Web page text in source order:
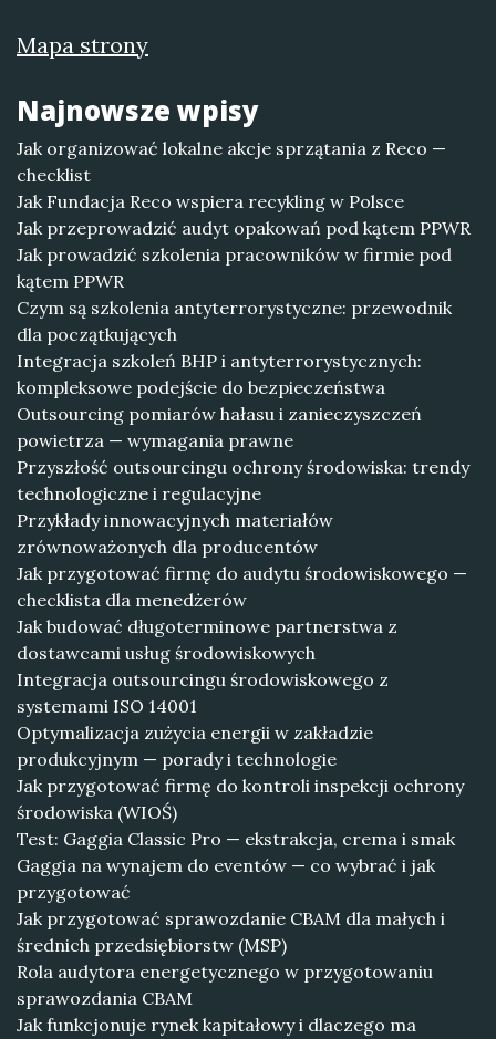
Mapa strony
Najnowsze wpisy
Jak organizować lokalne akcje sprzątania z Reco —
checklist
Jak Fundacja Reco wspiera recykling w Polsce
Jak przeprowadzić audyt opakowań pod kątem PPWR
Jak prowadzić szkolenia pracowników w firmie pod
kątem PPWR
Czym są szkolenia antyterrorystyczne: przewodnik
dla początkujących
Integracja szkoleń BHP i antyterrorystycznych:
kompleksowe podejście do bezpieczeństwa
Outsourcing pomiarów hałasu i zanieczyszczeń
powietrza — wymagania prawne
Przyszłość outsourcingu ochrony środowiska: trendy
technologiczne i regulacyjne
Przykłady innowacyjnych materiałów
zrównoważonych dla producentów
Jak przygotować firmę do audytu środowiskowego —
checklista dla menedżerów
Jak budować długoterminowe partnerstwa z
dostawcami usług środowiskowych
Integracja outsourcingu środowiskowego z
systemami ISO 14001
Optymalizacja zużycia energii w zakładzie
produkcyjnym — porady i technologie
Jak przygotować firmę do kontroli inspekcji ochrony
środowiska (WIOŚ)
Test: Gaggia Classic Pro — ekstrakcja, crema i smak
Gaggia na wynajem do eventów — co wybrać i jak
przygotować
Jak przygotować sprawozdanie CBAM dla małych i
średnich przedsiębiorstw (MSP)
Rola audytora energetycznego w przygotowaniu
sprawozdania CBAM
Jak funkcjonuje rynek kapitałowy i dlaczego ma